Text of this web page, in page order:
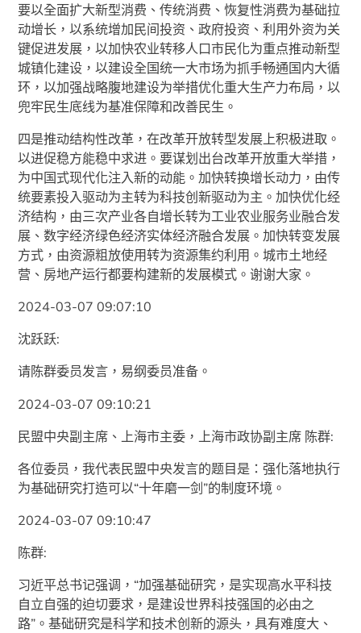
要以全面扩大新型消费、传统消费、恢复性消费为基础拉
动增长，以系统增加民间投资、政府投资、利用外资为关
键促进发展，以加快农业转移人口市民化为重点推动新型
城镇化建设，以建设全国统一大市场为抓手畅通国内大循
环，以加强战略腹地建设为举措优化重大生产力布局，以
兜牢民生底线为基准保障和改善民生。
四是推动结构性改革，在改革开放转型发展上积极进取。
以进促稳方能稳中求进。要谋划出台改革开放重大举措，
为中国式现代化注入新的动能。加快转换增长动力，由传
统要素投入驱动为主转为科技创新驱动为主。加快优化经
济结构，由三次产业各自增长转为工业农业服务业融合发
展、数字经济绿色经济实体经济融合发展。加快转变发展
方式，由资源粗放使用转为资源集约利用。城市土地经
营、房地产运行都要构建新的发展模式。谢谢大家。
2024-03-07 09:07:10
沈跃跃:
请陈群委员发言，易纲委员准备。
2024-03-07 09:10:21
民盟中央副主席、上海市主委，上海市政协副主席 陈群:
各位委员，我代表民盟中央发言的题目是：强化落地执行
为基础研究打造可以“十年磨一剑”的制度环境。
2024-03-07 09:10:47
陈群:
习近平总书记强调，“加强基础研究，是实现高水平科技
自立自强的迫切要求，是建设世界科技强国的必由之
路”。基础研究是科学和技术创新的源头，具有难度大、